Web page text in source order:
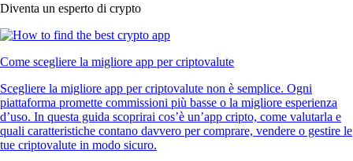
Diventa un esperto di crypto
Come scegliere la migliore app per criptovalute
Scegliere la migliore app per criptovalute non è semplice. Ogni
piattaforma promette commissioni più basse o la migliore esperienza
d’uso. In questa guida scoprirai cos’è un’app cripto, come valutarla e
quali caratteristiche contano davvero per comprare, vendere o gestire le
tue criptovalute in modo sicuro.